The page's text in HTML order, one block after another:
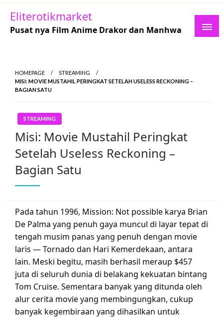
Skip
content
Eliterotikmarket
Pusat nya Film Anime Drakor dan Manhwa
HOMEPAGE
STREAMING
MISI: MOVIE MUSTAHIL PERINGKAT SETELAH USELESS RECKONING –
BAGIAN SATU
STREAMING
Misi: Movie Mustahil Peringkat
Setelah Useless Reckoning –
Bagian Satu
Pada tahun 1996, Mission: Not possible karya Brian
De Palma yang penuh gaya muncul di layar tepat di
tengah musim panas yang penuh dengan movie
laris — Tornado dan Hari Kemerdekaan, antara
lain. Meski begitu, masih berhasil meraup $457
juta di seluruh dunia di belakang kekuatan bintang
Tom Cruise. Sementara banyak yang ditunda oleh
alur cerita movie yang membingungkan, cukup
banyak kegembiraan yang dihasilkan untuk